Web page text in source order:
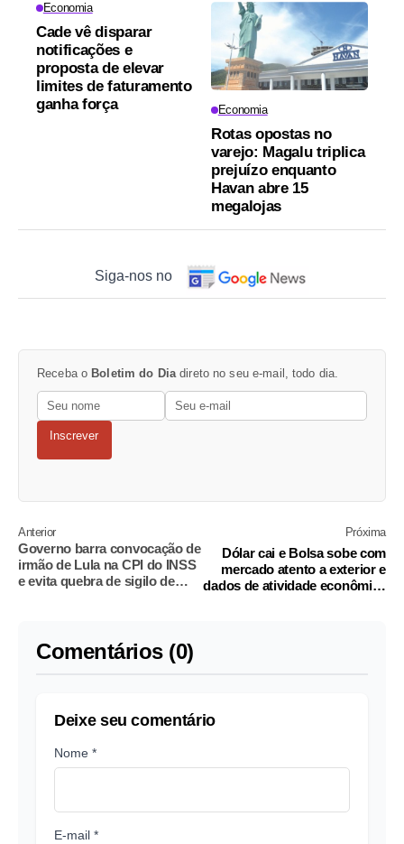
Economia
Cade vê disparar
notificações e
proposta de elevar
limites de faturamento
ganha força
Economia
Rotas opostas no
varejo: Magalu triplica
prejuízo enquanto
Havan abre 15
megalojas
Siga-nos no
Receba o Boletim do Dia direto no seu e-mail, todo dia.
Inscrever
Anterior
Governo barra convocação de
irmão de Lula na CPI do INSS
e evita quebra de sigilo de
Próxima
Dólar cai e Bolsa sobe com
mercado atento a exterior e
dados de atividade econômica
Comentários (0)
Deixe seu comentário
Nome *
E-mail *